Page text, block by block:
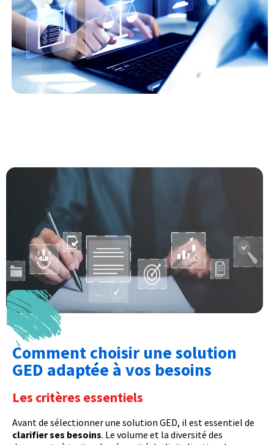
Comment choisir une solution
GED adaptée à vos besoins
Les critères essentiels
Avant de sélectionner une solution GED, il est essentiel de
clarifier ses besoins. Le volume et la diversité des